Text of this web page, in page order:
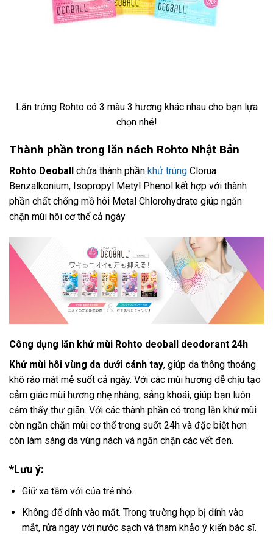
Lăn trứng Rohto có 3 màu 3 hương khác nhau cho bạn lựa
chọn nhé!
Thành phần trong lăn nách Rohto Nhật Bản
Rohto Deoball chứa thành phần khử trùng Clorua
Benzalkonium, Isopropyl Metyl Phenol kết hợp với thành
phần chất chống mồ hôi Metal Chlorohydrate giúp ngăn
chặn mùi hôi cơ thể cả ngày
Công dụng lăn khử mùi Rohto deoball deodorant 24h
Khử mùi hôi vùng da dưới cánh tay, giúp da thông thoáng
khô ráo mát mẻ suốt cả ngày. Với các mùi hương dễ chịu tạo
cảm giác mùi hương nhẹ nhàng, sảng khoái, giúp bạn luôn
cảm thấy thư giãn. Với các thành phần có trong lăn khử mùi
còn ngăn chặn mùi cơ thể trong suốt 24h và đặc biệt hơn
còn làm sáng da vùng nách và ngăn chặn các vết đen.
*Lưu ý:
Giữ xa tầm với của trẻ nhỏ.
Không để dính vào mắt. Trong trường hợp bị dính vào
mắt, rửa ngay với nước sạch và tham khảo ý kiến bác sĩ.